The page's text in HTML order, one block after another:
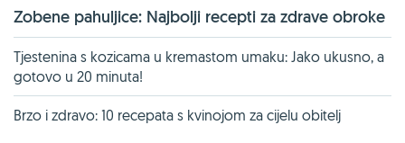
Zobene pahuljice: Najbolji recepti za zdrave obroke
Tjestenina s kozicama u kremastom umaku: Jako ukusno, a
gotovo u 20 minuta!
Brzo i zdravo: 10 recepata s kvinojom za cijelu obitelj